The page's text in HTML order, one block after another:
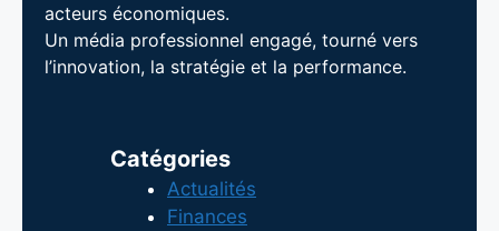
acteurs économiques.
Un média professionnel engagé, tourné vers
l’innovation, la stratégie et la performance.
Catégories
Actualités
Finances